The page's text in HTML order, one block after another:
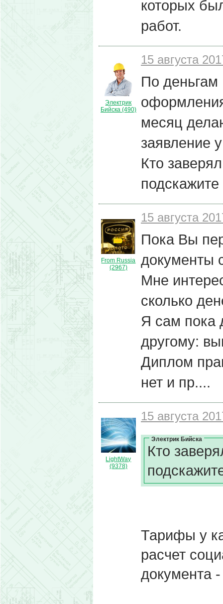
которых
работ.
Электрик
Бийска (490)
15 августа
По
месяц
заявление
Кто
From Russia
(2967)
15 августа
Пока Вы
документы
Мне
сколько
Я сам пока
другому:
Диплом
нет и пр....
LightWay
(9378)
15 августа
Электрик Бийска
Кто
Тарифы у
расчет
документа